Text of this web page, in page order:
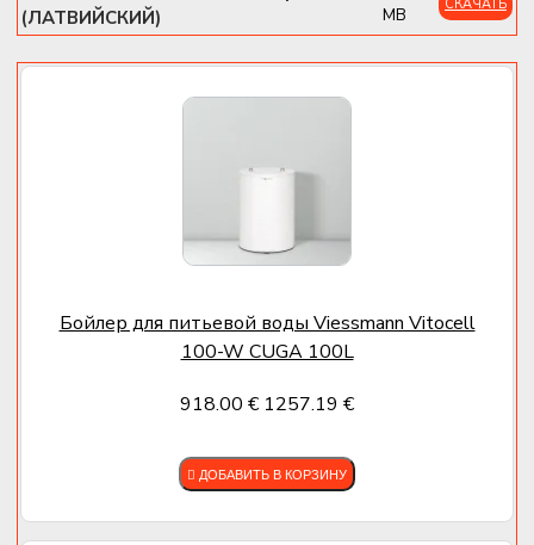
✔Тихая работа:менее 35 дБ(A)
✔Совместимость с бойлерами:поддержка
современное, мощное и гибкое отопительное
(ЛАТВИЙСКИЙ)
MB
СКАЧАТЬ
Бойлер для питьевой воды Viessmann Vitocell
100-W CUGA 100L
918.00 € 1257.19 €
ДОБАВИТЬ В КОРЗИНУ